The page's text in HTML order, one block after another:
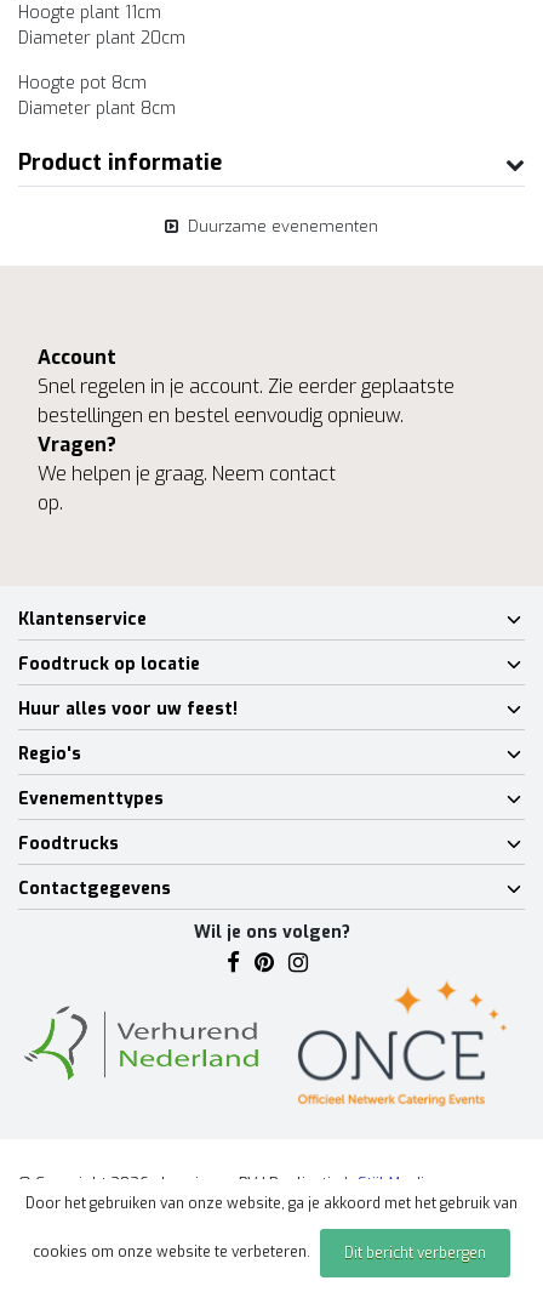
Hoogte plant 11cm
Diameter plant 20cm
Hoogte pot 8cm
Diameter plant 8cm
Product informatie
Duurzame evenementen
Account
Snel regelen in je account. Zie eerder geplaatste
bestellingen en bestel eenvoudig opnieuw.
Vragen?
We helpen je graag. Neem contact
op.
Klantenservice
Foodtruck op locatie
Huur alles voor uw feest!
Regio's
Evenementtypes
Foodtrucks
Contactgegevens
Wil je ons volgen?
© Copyright 2026 - Lumineux BV | Realisatie
InStijl Media
Algemene voorwaarden|Disclaimer|Privacy Policy|Sitemap |
Door het gebruiken van onze website, ga je akkoord met het gebruik van
cookies om onze website te verbeteren. Dit bericht verbergen